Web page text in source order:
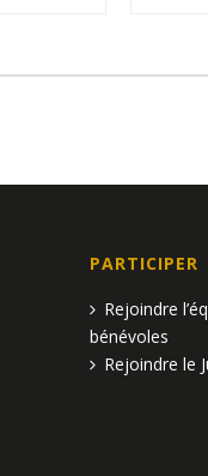
PARTICIPER
Rejoindre
bénévoles
Rejoindre le